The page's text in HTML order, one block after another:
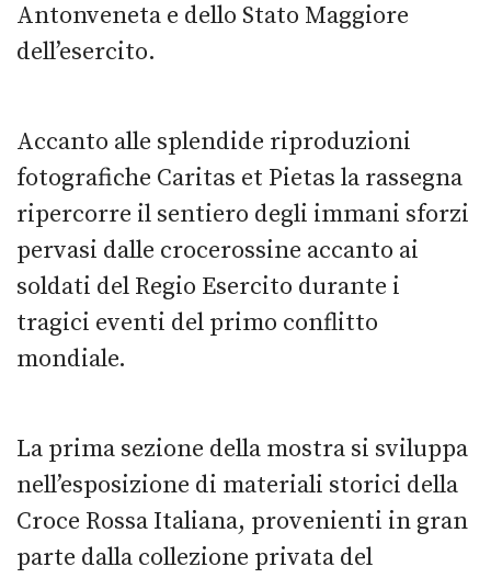
Antonveneta e dello Stato Maggiore
dell’esercito.
Accanto alle splendide riproduzioni
fotografiche Caritas et Pietas la rassegna
ripercorre il sentiero degli immani sforzi
pervasi dalle crocerossine accanto ai
soldati del Regio Esercito durante i
tragici eventi del primo conflitto
mondiale.
La prima sezione della mostra si sviluppa
nell’esposizione di materiali storici della
Croce Rossa Italiana, provenienti in gran
parte dalla collezione privata del